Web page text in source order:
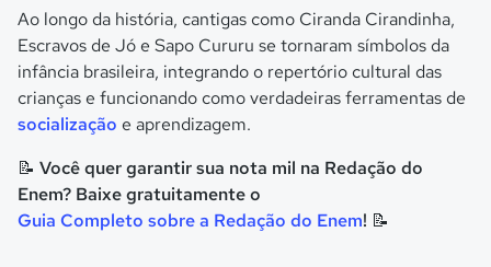
Ao longo da história, cantigas como Ciranda Cirandinha,
Escravos de Jó e Sapo Cururu se tornaram símbolos da
infância brasileira, integrando o repertório cultural das
crianças e funcionando como verdadeiras ferramentas de
socialização e aprendizagem.
📝 Você quer garantir sua nota mil na Redação do
Enem? Baixe gratuitamente o
Guia Completo sobre a Redação do Enem! 📝